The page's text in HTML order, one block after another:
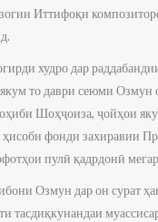
Иттифоқи
худро дар
то даври сеюми Озмун
Шоҳҷоиза, ҷойҳои
ҳисоби фонди захиравии
пулӣ қадрдонӣ
Озмун дар он сурат
тасдиқкунандаи